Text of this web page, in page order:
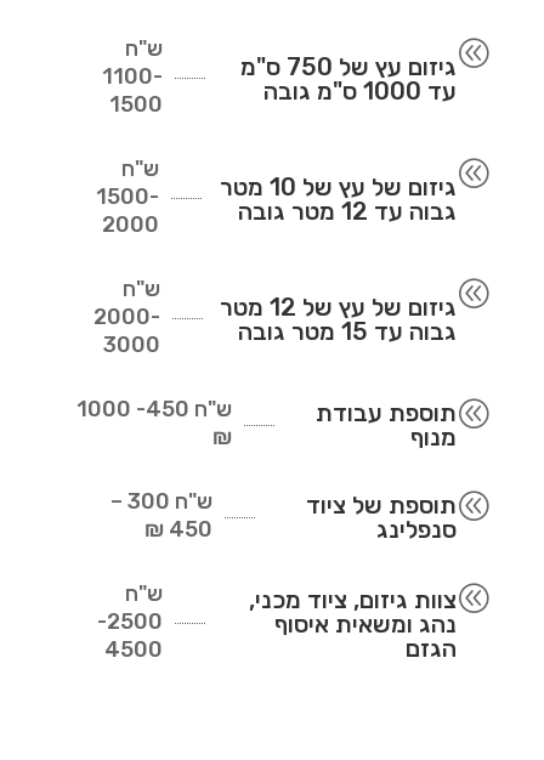
@
גיזום עץ של 750 ס"מ
עד 1000 ס"מ גובה
ש"ח
1100-
1500
@
גיזום של עץ של 10 מטר
גבוה עד 12 מטר גובה
ש"ח
1500-
2000
@
גיזום של עץ של 12 מטר
גבוה עד 15 מטר גובה
ש"ח
2000-
3000
@תוספת עבודת
מנוף
ש"ח
450- 1000
₪
@תוספת של ציוד
סנפלינג
ש"ח
300 –
450 ₪
@צוות גיזום, ציוד מכני,
נהג ומשאית איסוף
הגזם
ש"ח
2500-
4500